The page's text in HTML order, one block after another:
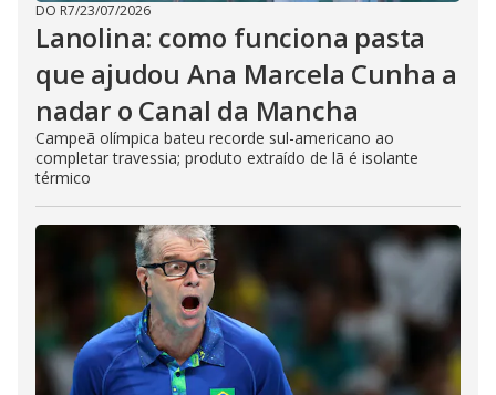
DO R7/23/07/2026
Lanolina: como funciona pasta
que ajudou Ana Marcela Cunha a
nadar o Canal da Mancha
Campeã olímpica bateu recorde sul-americano ao
completar travessia; produto extraído de lã é isolante
térmico